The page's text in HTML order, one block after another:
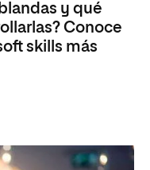
y qué
Conoce
skills más